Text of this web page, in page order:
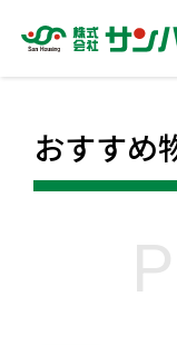
おすすめ